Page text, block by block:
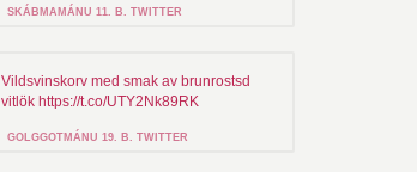
SKÁBMAMÁNU 11. B. TWITTER
Vildsvinskorv med smak av brunrostsd
vitlök https://t.co/UTY2Nk89RK
GOLGGOTMÁNU 19. B. TWITTER